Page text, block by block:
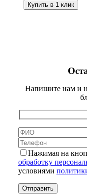
Купить в 1 клик
Напишите нам и
Нажимая на
обработку
условиями